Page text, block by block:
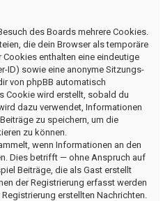
des Boards mehrere Cookies.
die dein Browser als temporäre
enthalten eine eindeutige
ID) sowie eine anonyme Sitzungs-
von phpBB automatisch
Cookie wird erstellt, sobald du
dazu verwendet, Informationen
zu speichern, um die
zu können.
wenn Informationen an den
Dies betrifft — ohne Anspruch auf
Beiträge, die als Gast erstellt
der Registrierung erfasst werden
erstellten Nachrichten.